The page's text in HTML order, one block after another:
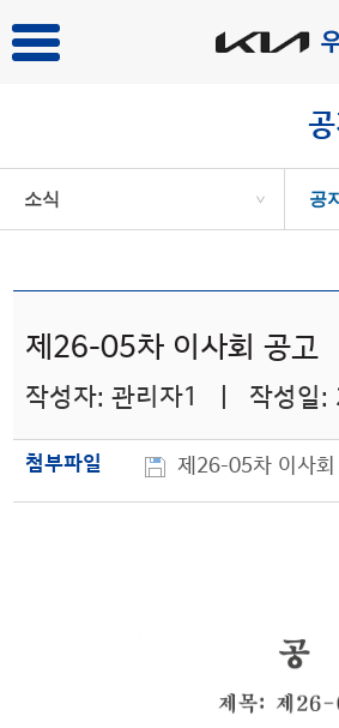
공
소식 > 공지
제26-05차 이사회 공고
작성자: 관리자1 | 작성일:
첨부파일 제26-05차 이사